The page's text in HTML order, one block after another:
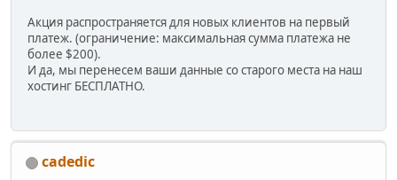
Акция распространяется для новых клиентов на первый
платеж. (ограничение: максимальная сумма платежа не
более $200).
И да, мы перенесем ваши данные со старого места на наш
хостинг БЕСПЛАТНО.
cadedic